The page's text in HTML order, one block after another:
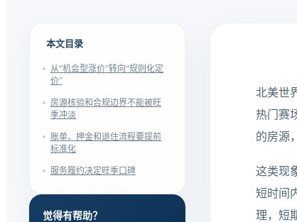
本文目录
从“机会型涨价”转向“规则化定
价”
房源核验和合规边界不能被旺
季冲淡
账单、押金和退住流程要提前
标准化
服务履约决定旺季口碑
觉得有帮助？
北美世
热门赛
的房源
这类现
短时间
理，短